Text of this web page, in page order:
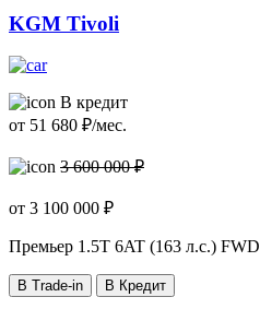
KGM Tivoli
В кредит
от 51 680 ₽/мес.
3 600 000 ₽
от 3 100 000 ₽
Премьер 1.5T 6AT (163 л.с.) FWD
В Trade-in В Кредит